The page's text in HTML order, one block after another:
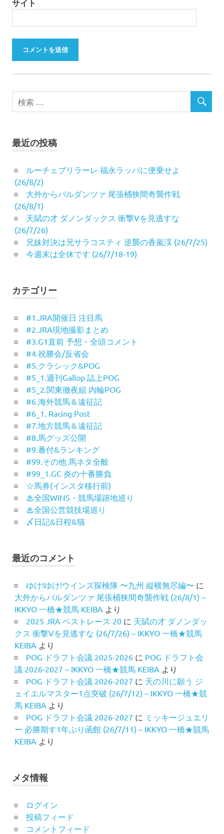
サイト
最近の投稿
ルーチェブリラーレ 福永ラッパに便乗せよ
(26/8/2)
大外からバルダンツァ 尾張桶狭間奇襲作戦
(26/8/1)
天賦の才 ダノンダックス 衝撃Vを見逃すな
(26/7/26)
兄妹対決は兄サラコスティ 逆襲の香嵐渓 (26/7/25)
今週末は全休です (26/7/18-19)
カテゴリー
#1.JRA開催日 注目馬
#2.JRA現地撮影まとめ
#3.G1直前 予想・全頭コメント
#4.祝勝会/反省会
#5.クラシック&POG
#5_1.週刊Gallop 誌上POG
#5_2.関東徹夜組 内輪POG
#6.海外競馬＆遠征記
#6_1. Racing Post
#7.地方競馬＆遠征記
#8.馬グッズ公開
#9.番付&ランキング
#99.その他 馬ネタ全般
#99_1.GC 炎の十番勝負
☆馬券(インスタ移行前)
♨︎全国WINS・競馬場跡地巡り
♨︎全国公営競技場巡り
〆日記&日程&猫
最近のコメント
ゆけ!ゆけ!ウインズ探検隊 〜九州 縦横無尽編〜 に
大外からバルダンツァ 尾張桶狭間奇襲作戦 (26/8/1) –
IKKYO 一橋★競馬 KEIBA より
2025 JRA ベストレース 20に 天賦の才 ダノンダッ
クス 衝撃Vを見逃すな (26/7/26) – IKKYO 一橋★競馬
KEIBA より
POG ドラフト会議 2025-2026に POG ドラフト会
議 2026-2027 – IKKYO 一橋★競馬 KEIBA より
POG ドラフト会議 2026-2027 に 天の川に願う ジ
ェイエルマスター1点突破 (26/7/12) – IKKYO 一橋★競
馬 KEIBA より
POG ドラフト会議 2026-2027 に ミッキージュエリ
ー 必勝期す1年ぶり函館 (26/7/11) – IKKYO 一橋★競馬
KEIBA より
メタ情報
ログイン
投稿フィード
コメントフィード